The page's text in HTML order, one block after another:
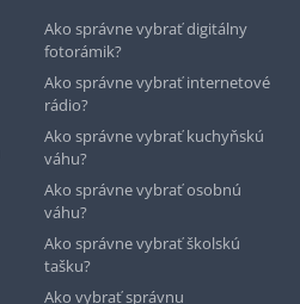
Ako správne vybrať digitálny
fotorámik?
Ako správne vybrať internetové
rádio?
Ako správne vybrať kuchyňskú
váhu?
Ako správne vybrať osobnú
váhu?
Ako správne vybrať školskú
tašku?
Ako vybrať správnu